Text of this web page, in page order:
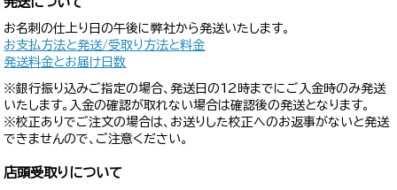
お名刺の仕上り日の午後に弊社から発送いたします。
お支払方法と発送/受取り方法と料金
発送料金とお届け日数
※銀行振り込みご指定の場合、発送日の12時までにご入金時のみ発送
いたします。入金の確認が取れない場合は確認後の発送となります。
※校正ありでご注文の場合は、お送りした校正へのお返事がないと発送
できませんので、ご注意ください。
店頭受取りについて